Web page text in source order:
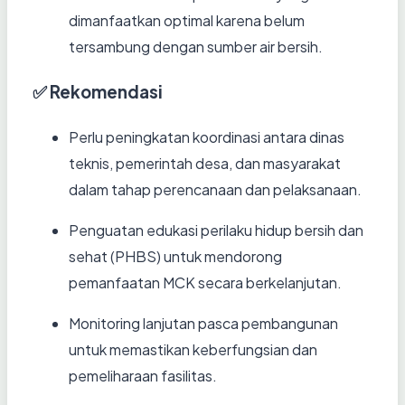
dimanfaatkan optimal karena belum
tersambung dengan sumber air bersih.
✅ Rekomendasi
Perlu peningkatan koordinasi antara dinas
teknis, pemerintah desa, dan masyarakat
dalam tahap perencanaan dan pelaksanaan.
Penguatan edukasi perilaku hidup bersih dan
sehat (PHBS) untuk mendorong
pemanfaatan MCK secara berkelanjutan.
Monitoring lanjutan pasca pembangunan
untuk memastikan keberfungsian dan
pemeliharaan fasilitas.